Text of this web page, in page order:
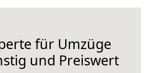
für Umzüge
und Preiswert